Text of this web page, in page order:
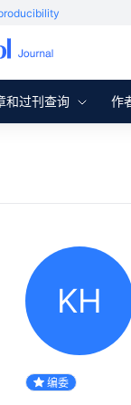
和过刊查询 作
KH
编委